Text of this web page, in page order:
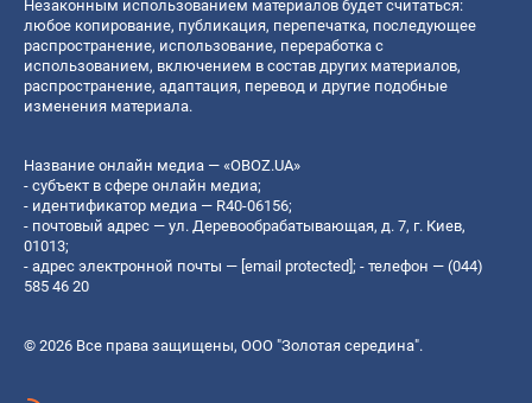
Незаконным использованием материалов будет считаться:
любое копирование, публикация, перепечатка, последующее
распространение, использование, переработка с
использованием, включением в состав других материалов,
распространение, адаптация, перевод и другие подобные
изменения материала.
Название онлайн медиа — «OBOZ.UA»
- субъект в сфере онлайн медиа;
- идентификатор медиа — R40-06156;
- почтовый адрес — ул. Деревообрабатывающая, д. 7, г. Киев,
01013;
- адрес электронной почты — [email protected]; - телефон — (044)
585 46 20
© 2026 Все права защищены, ООО "Золотая середина".